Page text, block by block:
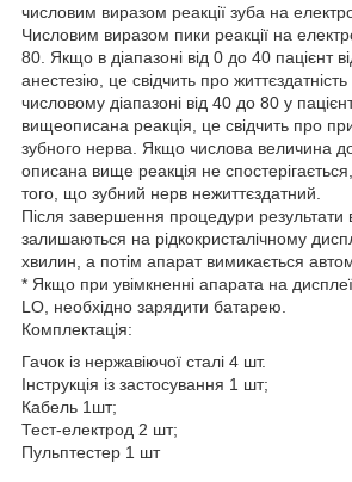
числовим виразом реакції зуба на
Числовим виразом пики реакції на
80. Якщо в діапазоні від 0 до 40 пацієнт
анестезію, це свідчить про
числовому діапазоні від 40 до 80 у
вищеописана реакція, це свідчить про
зубного нерва. Якщо числова величина
описана вище реакція не
того, що зубний нерв нежиттєздатний.
Після завершення процедури результати
залишаються на рідкокристалічному
хвилин, а потім апарат вимикається
* Якщо при увімкненні апарата на
LO, необхідно зарядити батарею.
Комплектація:
Гачок із нержавіючої сталі 4 шт.
Інструкція із застосування 1 шт;
Кабель 1шт;
Тест-електрод 2 шт;
Пульптестер 1 шт